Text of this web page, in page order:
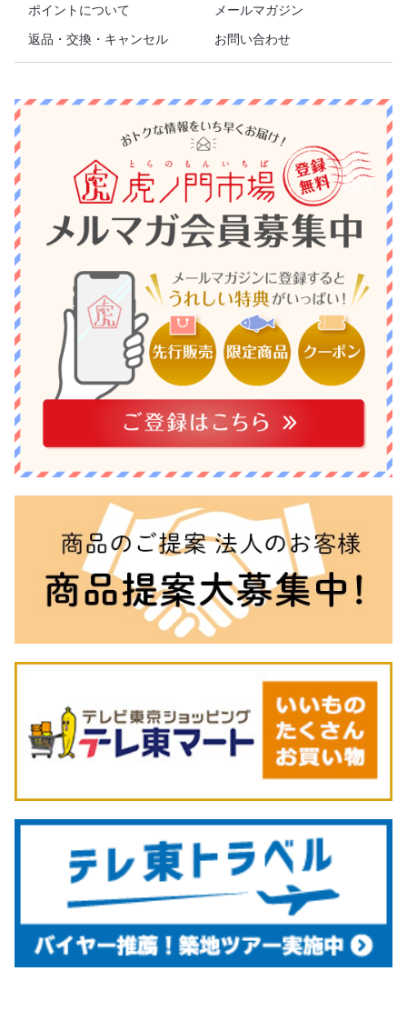
ポイントについて
メールマガジン
返品・交換・キャンセル
お問い合わせ